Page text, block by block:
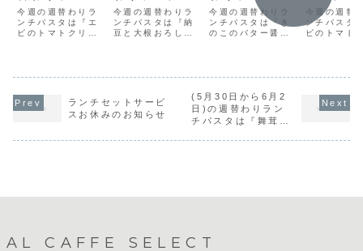
パスタは『エ
ビのトマトク
リームソー
今週の週替わりラ
ンチパスタは『エ
ビのトマトクリー
スタは『納豆
と大根おろ
し』です。
今週の週替わりラ
ンチパスタは『納
豆と大根おろし』
スタは『きの
このバター醤
油』です。
今週の週替わりラ
ンチパスタは『き
のこのバター醤
は『エビ
マトクリ
ム』です
今週の週替
ンチパスタ
ビのトマト
ランチセットサービ
スお休みのお知らせ
(5月30日から6月2
日)の週替わりラン
チパスタは『舞茸の
AL CAFFE SELECT